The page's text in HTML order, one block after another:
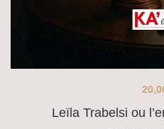
Leïla Trabelsi ou